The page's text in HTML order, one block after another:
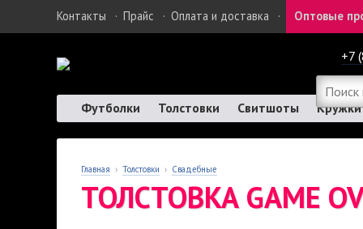
Контакты · Прайс · Оплата и доставка · Оптовые
+7
Футболки Толстовки Свитшоты Кружки
Главная › Толстовки › Свадебные
ТОЛСТОВКА GAME